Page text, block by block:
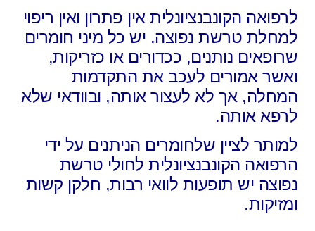
לרפואה הקונבנציונלית אין פתרון ואין ריפוי
למחלת טרשת נפוצה. יש כל מיני חומרים
שרופאים נותנים, ככדורים או כזריקות,
ואשר אמורים לעכב את התקדמות
המחלה, אך לא לעצור אותה, ובוודאי שלא
לרפא אותה.
למותר לציין שלחומרים הניתנים על ידי
הרפואה הקונבנציונלית לחולי טרשת
נפוצה יש תופעות לוואי רבות, חלקן קשות
ומזיקות.